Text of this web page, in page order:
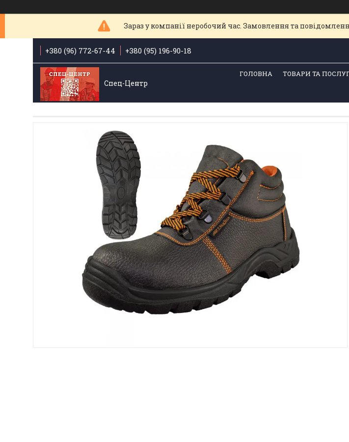
Зараз у компанії неробочий час. Замовлення та
+380 (96) 772-67-44 +380 (95) 196-90-18
Спец-Центр
ГОЛОВНА ТОВАРИ ТА